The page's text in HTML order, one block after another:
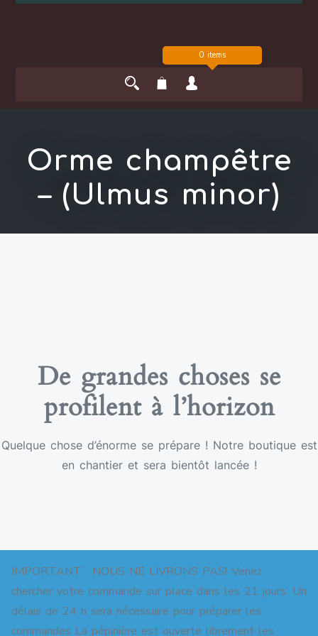
IMPORTANT : NOUS NE LIVRONS PAS! Venez
chercher votre commande sur place dans les 21 jours. Un
délais de 24 h sera nécessaire pour préparer les
commandes La pépinière est ouverte librement les
0 items
Orme champêtre
– (Ulmus minor)
De grandes choses se
profilent à l’horizon
Quelque chose d’énorme se prépare ! Notre boutique est
en chantier et sera bientôt lancée !